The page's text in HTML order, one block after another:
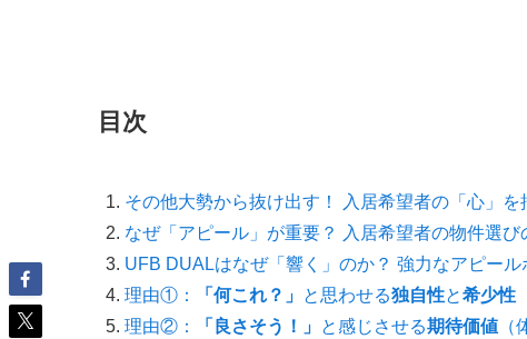
目次
その他大勢から抜け出す！ 入居希望者の「心」を
なぜ「アピール」が重要？ 入居希望者の物件選び
UFB DUALはなぜ「響く」のか？ 強力なアピー
理由①：
「何これ？」 と思わせる独自性と希少性
理由②：
「良さそう！」 と感じさせる期待価値 （